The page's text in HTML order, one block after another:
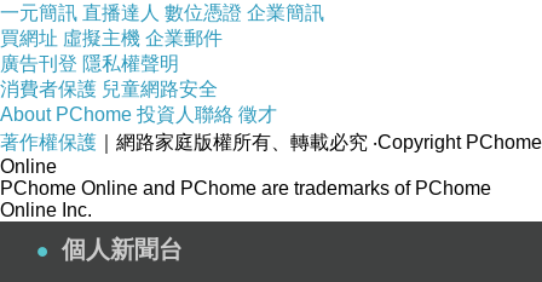
節目的PD，不過她已經記不起關於金信與王黎的
回憶，即便在咖啡廳巧遇王黎，也只覺得是小時
候看過的那位叔叔。池听晫不但不記得金信送的
項鍊，也看不見鬼，但是她總會莫名心痛，搞不
清楚自己悲傷到快要死掉的原因。
迎接29歲生日的池听晫，端著蛋糕一個人慶生，
就在她點燃蠟燭之時，在另一個世界的金信居然
一元簡訊 直播達人 數位憑證 企業簡訊
買網址 虛擬主機 企業郵件
廣告刊登 隱私權聲明
消費者保護 兒童網路安全
About PChome 投資人聯絡 徵才
著作權保護 ｜網路家庭版權所有、轉載必究 ‧Copyright PChome
Online
PChome Online and PChome are trademarks of PChome
Online Inc.
個人新聞台